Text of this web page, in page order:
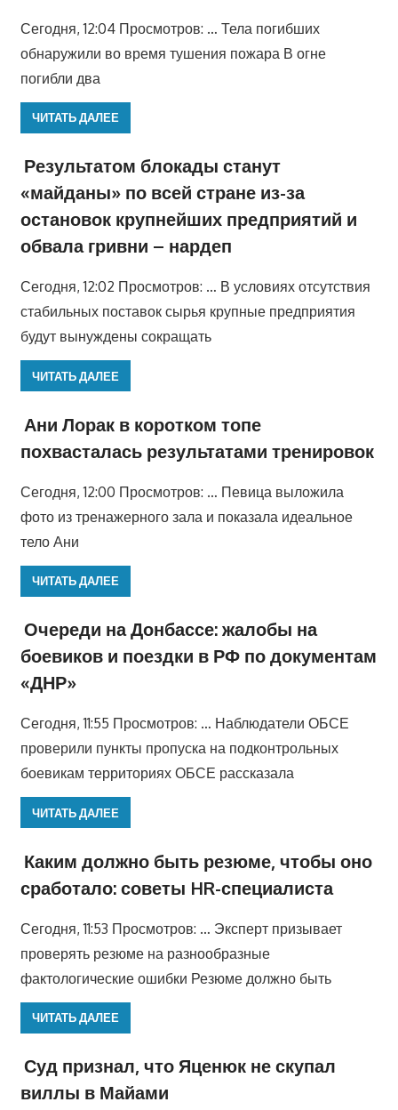
Сегодня, 12:04 Просмотров: … Тела погибших
обнаружили во время тушения пожара В огне
погибли два
ЧИТАТЬ ДАЛЕЕ
Результатом блокады станут
«майданы» по всей стране из-за
остановок крупнейших предприятий и
обвала гривни – нардеп
Сегодня, 12:02 Просмотров: … В условиях отсутствия
стабильных поставок сырья крупные предприятия
будут вынуждены сокращать
ЧИТАТЬ ДАЛЕЕ
Ани Лорак в коротком топе
похвасталась результатами тренировок
Сегодня, 12:00 Просмотров: … Певица выложила
фото из тренажерного зала и показала идеальное
тело Ани
ЧИТАТЬ ДАЛЕЕ
Очереди на Донбассе: жалобы на
боевиков и поездки в РФ по документам
«ДНР»
Сегодня, 11:55 Просмотров: … Наблюдатели ОБСЕ
проверили пункты пропуска на подконтрольных
боевикам территориях ОБСЕ рассказала
ЧИТАТЬ ДАЛЕЕ
Каким должно быть резюме, чтобы оно
сработало: советы HR-специалиста
Сегодня, 11:53 Просмотров: … Эксперт призывает
проверять резюме на разнообразные
фактологические ошибки Резюме должно быть
ЧИТАТЬ ДАЛЕЕ
Суд признал, что Яценюк не скупал
виллы в Майами